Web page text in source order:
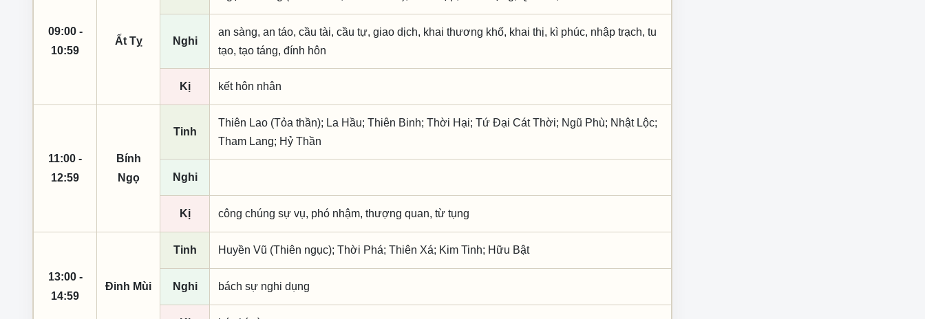
09:00 -
10:59
Ất Tỵ Nghi
an sàng, an táo, cầu tài, cầu tự, giao dịch, khai thương khố, khai thị, kì phúc, nhập trạch, tu
tạo, tạo táng, đính hôn
Kị kết hôn nhân
11:00 -
12:59
Bính
Ngọ
Tinh
Thiên Lao (Tỏa thần); La Hầu; Thiên Binh; Thời Hại; Tứ Đại Cát Thời; Ngũ Phù; Nhật Lộc;
Tham Lang; Hỷ Thần
Nghi
Kị công chúng sự vụ, phó nhậm, thượng quan, từ tụng
13:00 -
14:59
Đinh Mùi
Tinh Huyền Vũ (Thiên ngục); Thời Phá; Thiên Xá; Kim Tinh; Hữu Bật
Nghi bách sự nghi dụng